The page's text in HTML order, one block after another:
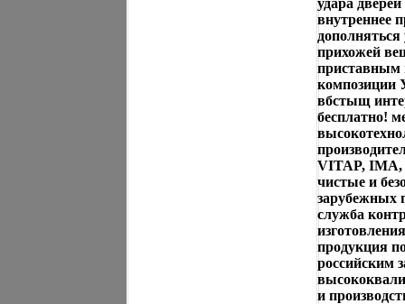
удара
внутреннее
прихожей
приставным
композиции
вбстыщ
бесплатно!
VITAP, IMA,
чистые и
зарубежных
служба
продукция
российским
и